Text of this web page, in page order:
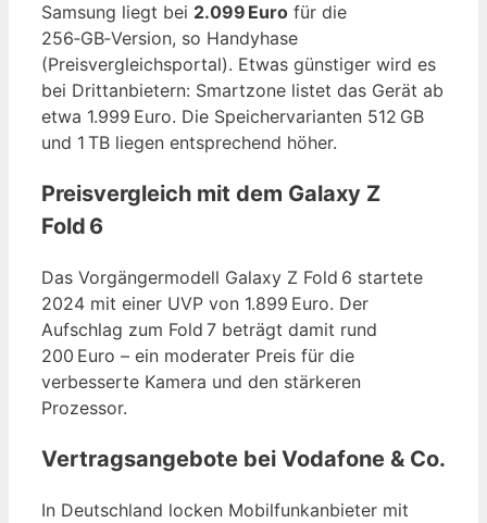
Samsung liegt bei 2.099 Euro für die
256‑GB‑Version, so Handyhase
(Preisvergleichsportal). Etwas günstiger wird es
bei Drittanbietern: Smartzone listet das Gerät ab
etwa 1.999 Euro. Die Speichervarianten 512 GB
und 1 TB liegen entsprechend höher.
Preisvergleich mit dem Galaxy Z
Fold 6
Das Vorgängermodell Galaxy Z Fold 6 startete
2024 mit einer UVP von 1.899 Euro. Der
Aufschlag zum Fold 7 beträgt damit rund
200 Euro – ein moderater Preis für die
verbesserte Kamera und den stärkeren
Prozessor.
Vertragsangebote bei Vodafone & Co.
In Deutschland locken Mobilfunkanbieter mit